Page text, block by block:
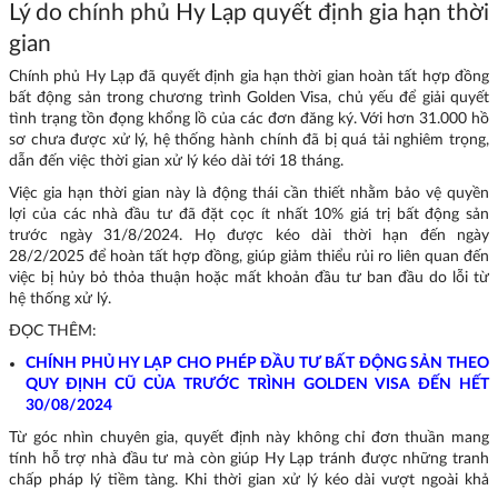
Lý do chính phủ Hy Lạp quyết định gia hạn thời
gian
Chính phủ Hy Lạp đã quyết định gia hạn thời gian hoàn tất hợp đồng
bất động sản trong chương trình Golden Visa, chủ yếu để giải quyết
tình trạng tồn đọng khổng lồ của các đơn đăng ký. Với hơn 31.000 hồ
sơ chưa được xử lý, hệ thống hành chính đã bị quá tải nghiêm trọng,
dẫn đến việc thời gian xử lý kéo dài tới 18 tháng.
Việc gia hạn thời gian này là động thái cần thiết nhằm bảo vệ quyền
lợi của các nhà đầu tư đã đặt cọc ít nhất 10% giá trị bất động sản
trước ngày 31/8/2024. Họ được kéo dài thời hạn đến ngày
28/2/2025 để hoàn tất hợp đồng, giúp giảm thiểu rủi ro liên quan đến
việc bị hủy bỏ thỏa thuận hoặc mất khoản đầu tư ban đầu do lỗi từ
hệ thống xử lý.
ĐỌC THÊM:
CHÍNH PHỦ HY LẠP CHO PHÉP ĐẦU TƯ BẤT ĐỘNG SẢN THEO
QUY ĐỊNH CŨ CỦA TRƯỚC TRÌNH GOLDEN VISA ĐẾN HẾT
30/08/2024
Từ góc nhìn chuyên gia, quyết định này không chỉ đơn thuần mang
tính hỗ trợ nhà đầu tư mà còn giúp Hy Lạp tránh được những tranh
chấp pháp lý tiềm tàng. Khi thời gian xử lý kéo dài vượt ngoài khả